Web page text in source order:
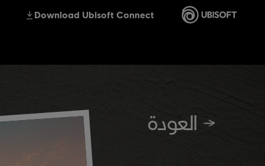
العودة